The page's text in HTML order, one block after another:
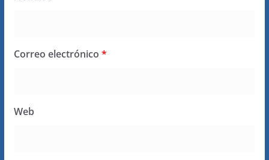
Correo electrónico *
Web